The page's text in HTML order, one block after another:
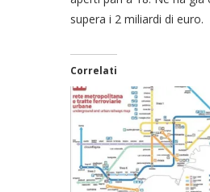
supera i 2 miliardi di euro.
Correlati